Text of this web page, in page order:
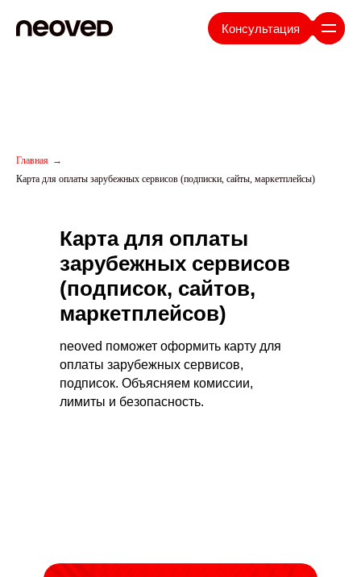
Консультация
Главная →
Карта для оплаты зарубежных сервисов (подписки, сайты, маркетплейсы)
Карта для оплаты
зарубежных сервисов
(подписок, сайтов,
маркетплейсов)
neoved поможет оформить карту для
оплаты зарубежных сервисов,
подписок. Объясняем комиссии,
лимиты и безопасность.